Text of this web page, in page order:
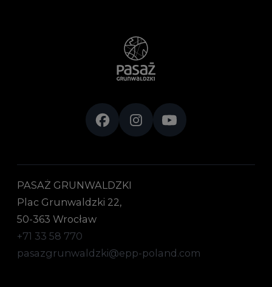
PASAŻ GRUNWALDZKI
Plac Grunwaldzki 22,
50-363 Wrocław
+71 33 58 770
pasazgrunwaldzki@epp-poland.com